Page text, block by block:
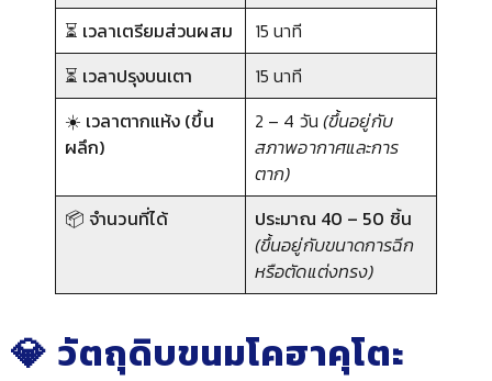
⏳ เวลาเตรียมส่วนผสม
15 นาที
⏳ เวลาปรุงบนเตา
15 นาที
☀️ เวลาตากแห้ง (ขึ้น
ผลึก)
2 – 4 วัน (ขึ้นอยู่กับ
สภาพอากาศและการ
ตาก)
📦 จำนวนที่ได้
ประมาณ 40 – 50 ชิ้น
(ขึ้นอยู่กับขนาดการฉีก
หรือตัดแต่งทรง)
💎 วัตถุดิบขนมโคฮาคุโตะ